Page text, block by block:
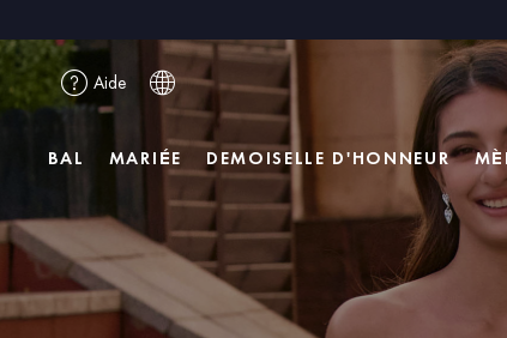
Aide
BAL MARIÉE DEMOISELLE D'HONNEUR